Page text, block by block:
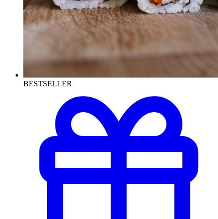
BESTSELLER